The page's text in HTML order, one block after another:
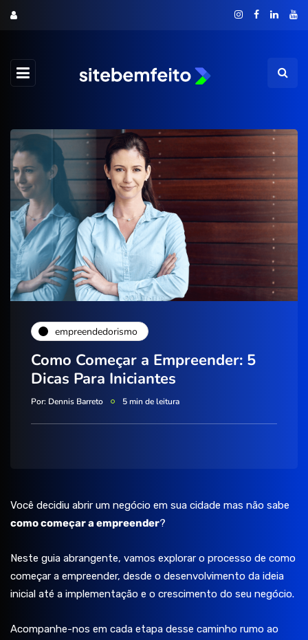
empreendedorismo
Como Começar a Empreender: 5
Dicas Para Iniciantes
Por: Dennis Barreto 5 min de leitura
Você decidiu abrir um negócio em sua cidade mas não sabe
como começar a empreender?
Neste guia abrangente, vamos explorar o processo de como
começar a empreender, desde o desenvolvimento da ideia
inicial até a implementação e o crescimento do seu negócio.
Acompanhe-nos em cada etapa desse caminho rumo ao